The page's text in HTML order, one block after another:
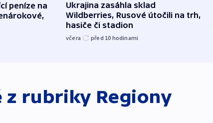
peníze na
Ukrajina zasáhla sklad
Wildberries, Rusové útočili na trh,
hasiče či stadion
včera před 10 hodinami
z rubriky Regiony